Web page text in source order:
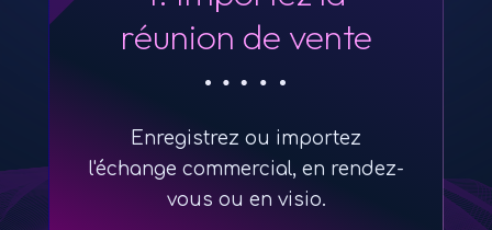
réunion de vente
Enregistrez ou importez
l'échange commercial, en rendez-
vous ou en visio.